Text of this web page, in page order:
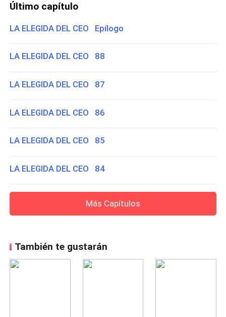
Último capítulo
LA ELEGIDA DEL CEO Epílogo
LA ELEGIDA DEL CEO 88
LA ELEGIDA DEL CEO 87
LA ELEGIDA DEL CEO 86
LA ELEGIDA DEL CEO 85
LA ELEGIDA DEL CEO 84
Más Capítulos
También te gustarán